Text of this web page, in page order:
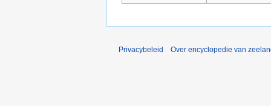
Privacybeleid Over encyclopedie van